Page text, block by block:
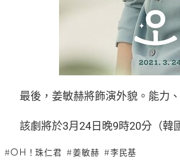
最後，姜敏赫將飾演外貌。能力
該劇將於3月24日晚9時20分（韓
OH！珠仁君 姜敏赫 李民基